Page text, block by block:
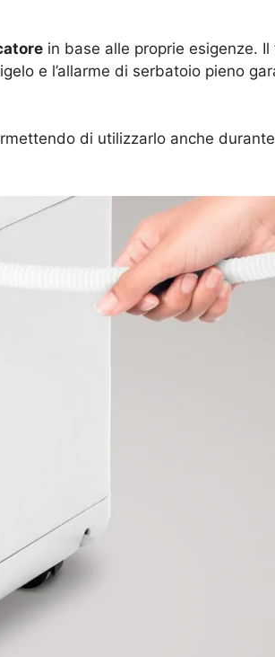
in base alle proprie esigenze.
e l’allarme di serbatoio pieno
di utilizzarlo anche